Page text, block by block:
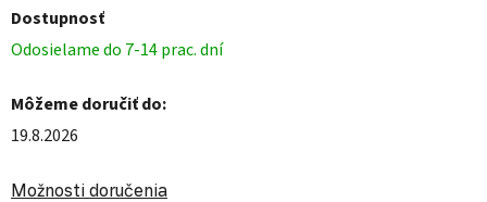
Dostupnosť
Odosielame do 7-14 prac. dní
Môžeme doručiť do:
19.8.2026
Možnosti doručenia